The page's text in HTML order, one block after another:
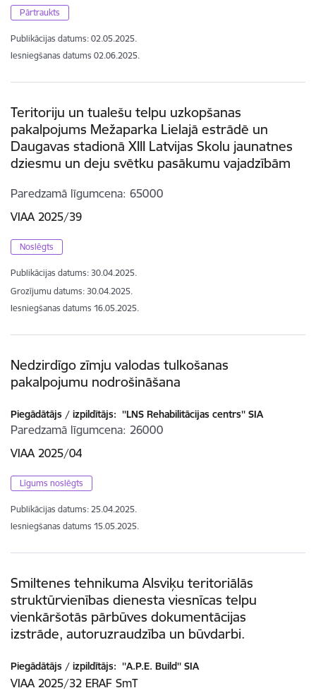
Pārtraukts
Publikācijas datums: 02.05.2025.
Iesniegšanas datums 02.06.2025.
Teritoriju un tualešu telpu uzkopšanas
pakalpojums Mežaparka Lielajā estrādē un
Daugavas stadionā XIII Latvijas Skolu jaunatnes
dziesmu un deju svētku pasākumu vajadzībām
Paredzamā līgumcena 65000
VIAA 2025/39
Noslēgts
Publikācijas datums: 30.04.2025.
Grozījumu datums: 30.04.2025.
Iesniegšanas datums 16.05.2025.
Nedzirdīgo zīmju valodas tulkošanas
pakalpojumu nodrošināšana
Piegādātājs / izpildītājs: ''LNS Rehabilitācijas centrs'' SIA
Paredzamā līgumcena 26000
VIAA 2025/04
Līgums noslēgts
Publikācijas datums: 25.04.2025.
Iesniegšanas datums 15.05.2025.
Smiltenes tehnikuma Alsviķu teritoriālās
struktūrvienības dienesta viesnīcas telpu
vienkāršotās pārbūves dokumentācijas
izstrāde, autoruzraudzība un būvdarbi.
Piegādātājs / izpildītājs: ''A.P.E. Build'' SIA
VIAA 2025/32 ERAF SmT